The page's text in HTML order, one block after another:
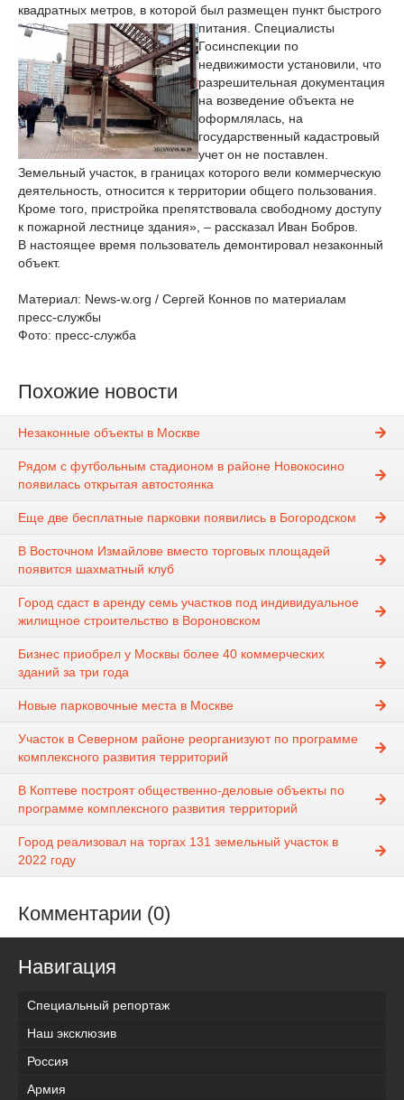
квадратных метров, в которой был размещен пункт быстрого
питания. Специалисты
Госинспекции по
недвижимости установили, что
разрешительная документация
на возведение объекта не
оформлялась, на
государственный кадастровый
учет он не поставлен.
Земельный участок, в границах которого вели коммерческую
деятельность, относится к территории общего пользования.
Кроме того, пристройка препятствовала свободному доступу
к пожарной лестнице здания», – рассказал Иван Бобров.
В настоящее время пользователь демонтировал незаконный
объект.
Материал: News-w.org / Сергей Коннов по материалам
пресс-службы
Фото: пресс-служба
Похожие новости
Незаконные объекты в Москве
Рядом с футбольным стадионом в районе Новокосино
появилась открытая автостоянка
Еще две бесплатные парковки появились в Богородском
В Восточном Измайлове вместо торговых площадей
появится шахматный клуб
Город сдаст в аренду семь участков под индивидуальное
жилищное строительство в Вороновском
Бизнес приобрел у Москвы более 40 коммерческих
зданий за три года
Новые парковочные места в Москве
Участок в Северном районе реорганизуют по программе
комплексного развития территорий
В Коптеве построят общественно-деловые объекты по
программе комплексного развития территорий
Город реализовал на торгах 131 земельный участок в
2022 году
Комментарии (0)
Навигация
Специальный репортаж
Наш эксклюзив
Россия
Армия